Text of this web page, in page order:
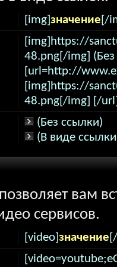
[img]значение[/
[img]https://
48.png[/img] (Без
[url=http://
[img]https://
48.png[/img] [/
(Без ссылки)
(В виде
вам
сервисов.
[video]значение